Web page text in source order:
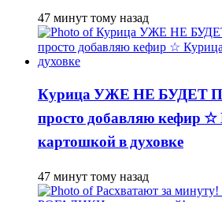
47 минут тому назад
Курица УЖЕ НЕ БУДЕТ
просто добавляю кефир ☆
картошкой в духовке
47 минут тому назад